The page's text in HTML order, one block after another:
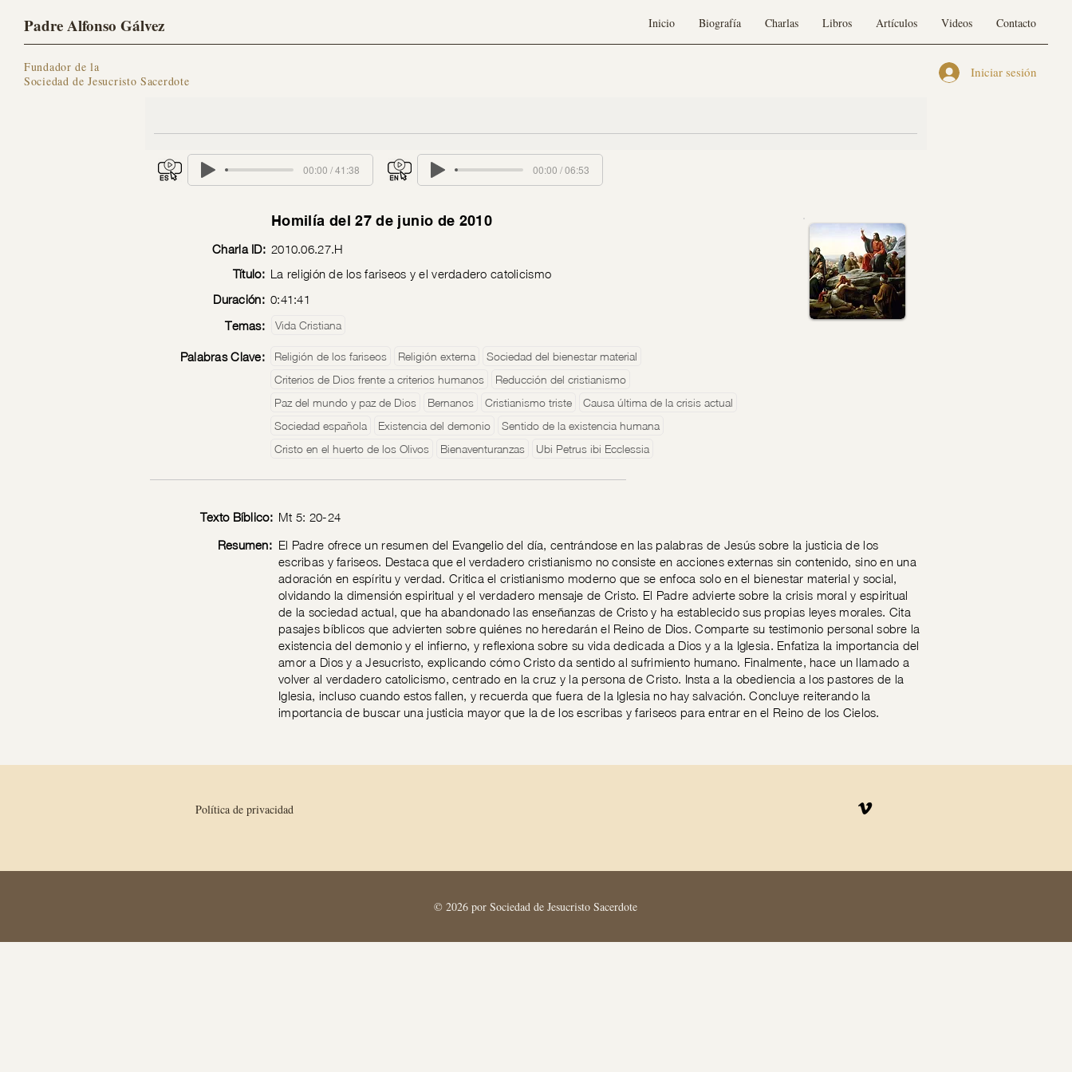
Padre Alfonso Gálvez
Fundador de la
Sociedad de Jesucristo Sacerdote
Inicio Biografía Charlas Libros Artículos Videos Contacto
Iniciar sesión
00:00 / 41:38 00:00 / 06:53
Homilía del 27 de junio de 2010
Charla ID: 2010.06.27.H
Título: La religión de los fariseos y el verdadero catolicismo
Duración: 0:41:41
Temas:
Vida Cristiana
Palabras Clave: Religión de los fariseos Religión externa
Sociedad del bienestar material
Criterios de Dios frente a criterios humanos
Reducción del cristianismo
Paz del mundo y paz de Dios
Bernanos Cristianismo triste
Causa última de la crisis actual
Sociedad española
Existencia del demonio
Sentido de la existencia humana
Cristo en el huerto de los Olivos
Bienaventuranzas Ubi Petrus ibi Ecclessia
Texto Bíblico: Mt 5: 20-24
Resumen: El Padre ofrece un resumen del Evangelio del día, centrándose en las palabras de Jesús sobre la justicia de los
escribas y fariseos. Destaca que el verdadero cristianismo no consiste en acciones externas sin contenido, sino en una
adoración en espíritu y verdad. Critica el cristianismo moderno que se enfoca solo en el bienestar material y social,
olvidando la dimensión espiritual y el verdadero mensaje de Cristo. El Padre advierte sobre la crisis moral y espiritual
de la sociedad actual, que ha abandonado las enseñanzas de Cristo y ha establecido sus propias leyes morales. Cita
pasajes bíblicos que advierten sobre quiénes no heredarán el Reino de Dios. Comparte su testimonio personal sobre la
existencia del demonio y el infierno, y reflexiona sobre su vida dedicada a Dios y a la Iglesia. Enfatiza la importancia del
amor a Dios y a Jesucristo, explicando cómo Cristo da sentido al sufrimiento humano. Finalmente, hace un llamado a
volver al verdadero catolicismo, centrado en la cruz y la persona de Cristo. Insta a la obediencia a los pastores de la
Iglesia, incluso cuando estos fallen, y recuerda que fuera de la Iglesia no hay salvación. Concluye reiterando la
importancia de buscar una justicia mayor que la de los escribas y fariseos para entrar en el Reino de los Cielos.
Política de privacidad
© 2026 por Sociedad de Jesucristo Sacerdote